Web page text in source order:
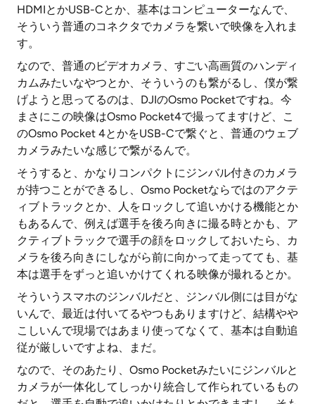
HDMIとかUSB-Cとか、基本はコンピューターなんで、
そういう普通のコネクタでカメラを繋いで映像を入れま
す。
なので、普通のビデオカメラ、すごい高画質のハンディ
カムみたいなやつとか、そういうのも繋がるし、僕が繋
げようと思ってるのは、DJIのOsmo Pocketですね。今
まさにこの映像はOsmo Pocket4で撮ってますけど、こ
のOsmo Pocket 4とかをUSB-Cで繋ぐと、普通のウェブ
カメラみたいな感じで繋がるんで。
そうすると、かなりコンパクトにジンバル付きのカメラ
が持つことができるし、Osmo Pocketならではのアクテ
ィブトラックとか、人をロックして追いかける機能とか
もあるんで、例えば選手を後ろ向きに撮る時とかも、ア
クティブトラックで選手の顔をロックしておいたら、カ
メラを後ろ向きにしながら前に向かって走ってても、基
本は選手をずっと追いかけてくれる映像が撮れるとか。
そういうスマホのジンバルだと、ジンバル側には目がな
いんで、最近は付いてるやつもありますけど、結構やや
こしいんで現場ではあまり使ってなくて、基本は自動追
従が厳しいですよね、まだ。
なので、そのあたり、Osmo Pocketみたいにジンバルと
カメラが一体化してしっかり統合して作られているもの